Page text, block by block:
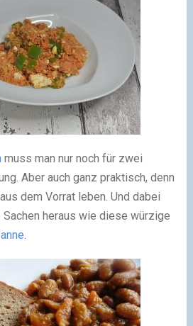
muss man nur noch für zwei
Aber auch ganz praktisch, denn
dem Vorrat leben. Und dabei
heraus wie diese würzige